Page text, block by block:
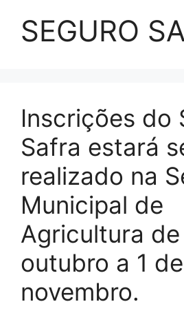
SEGURO
Inscrições do
Safra estará
realizado na
Municipal de
Agricultura de
outubro a 1 de
novembro.